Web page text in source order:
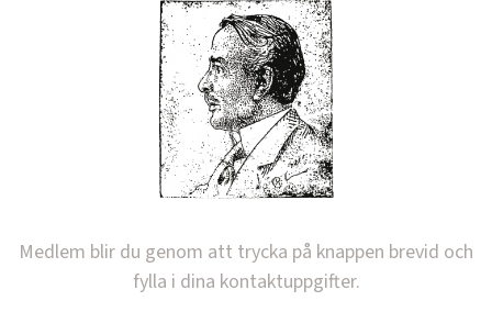
Medlem blir du genom att trycka på knappen brevid och
fylla i dina kontaktuppgifter.